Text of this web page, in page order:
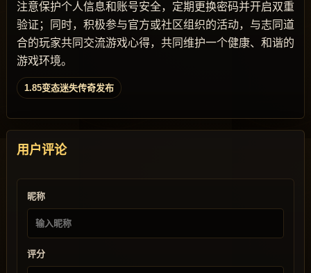
注意保护个人信息和账号安全，定期更换密码并开启双重
验证；同时，积极参与官方或社区组织的活动，与志同道
合的玩家共同交流游戏心得，共同维护一个健康、和谐的
游戏环境。
1.85变态迷失传奇发布
用户评论
昵称
评分